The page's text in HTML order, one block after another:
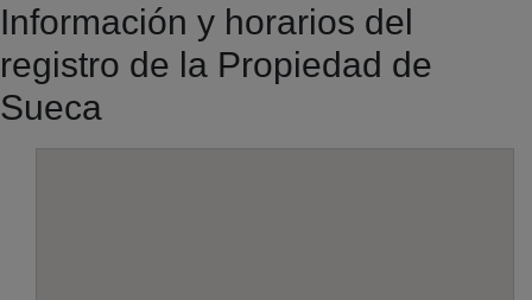
Información y horarios del
registro de la Propiedad de
Sueca